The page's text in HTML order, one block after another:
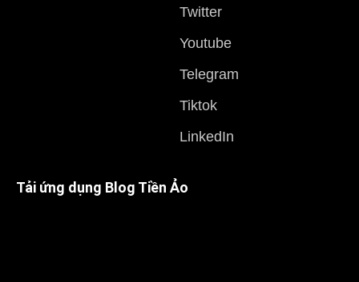
Twitter
Youtube
Telegram
Tiktok
LinkedIn
Tải ứng dụng Blog Tiền Ảo